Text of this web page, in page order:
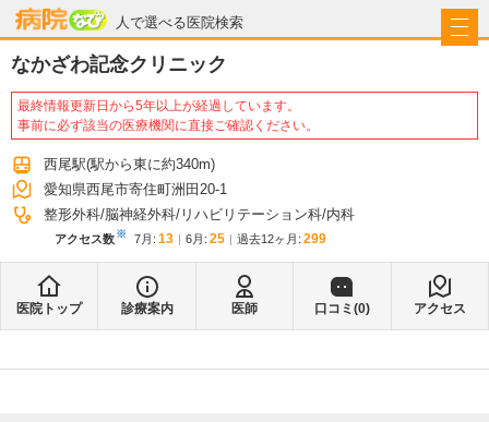
人で選べる医院検索
病院なび
なかざわ記念クリニック
最終情報更新日から5年以上が経過しています。
事前に必ず該当の医療機関に直接ご確認ください。
西尾駅(駅から東に約340m)
愛知県西尾市寄住町洲田20-1
整形外科 脳神経外科 リハビリテーション科 内科
アクセス数※ 7月 : 13 6月 : 25 過去12ヶ月: 299
医院トップ 診療案内 医師 口コミ(0) アクセス